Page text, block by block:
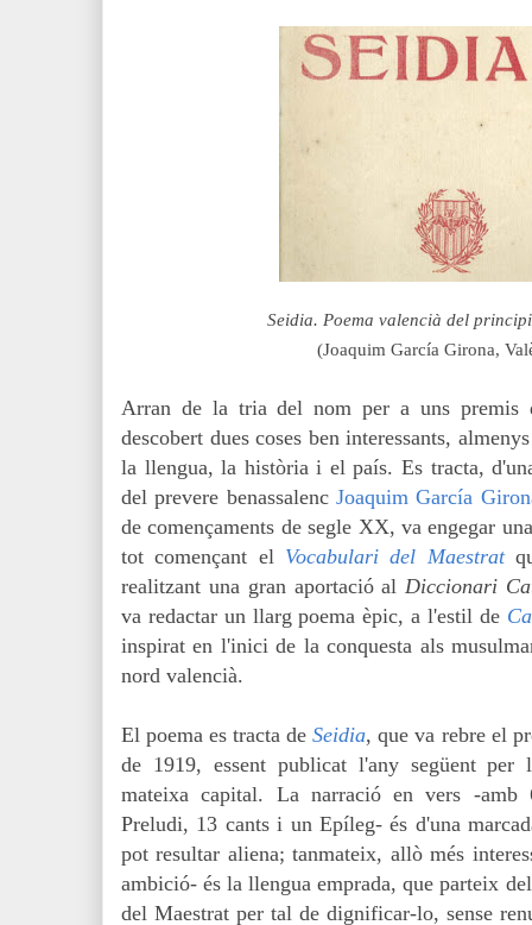
Seidia. Poema valencià del
(Joaquim García Girona,
Arran de la tria del nom per a uns premis
descobert dues coses ben interessants,
la llengua, la història i el país. Es tracta,
del prevere benassalenc Joaquim García
de començaments de segle XX, va engegar
tot començant el Vocabulari del Maestrat
realitzant una gran aportació alDiccionari
va redactar un llarg poema èpic, a l'estil de
inspirat en l'inici de la conquesta als
nord valencià.
El poema es tracta deSeidia, que va rebre el
de 1919, essent publicat l'any següent
mateixa capital. La narració en vers -amb
Preludi, 13 cants i un Epíleg- és d'una
pot resultar aliena; tanmateix, allò més
ambició- és la llengua emprada, que parteix
del Maestrat per tal de dignificar-lo, sense